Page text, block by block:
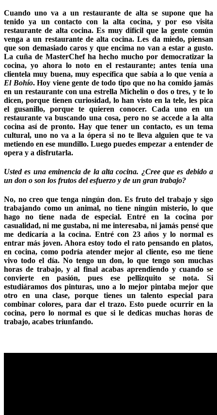
Cuando uno va a un restaurante de alta se supone que ha
tenido ya un contacto con la alta cocina, y por eso visita
restaurante de alta cocina. Es muy difícil que la gente común
venga a un restaurante de alta cocina. Les da miedo, piensan
que son demasiado caros y que encima no van a estar a gusto.
La cuña de MasterChef ha hecho mucho por democratizar la
cocina, yo ahora lo noto en el restaurante; antes tenía una
clientela muy buena, muy específica que sabía a lo que venía a
El Bohío. Hoy viene gente de todo tipo que no ha comido jamás
en un restaurante con una estrella Michelín o dos o tres, y te lo
dicen, porque tienen curiosidad, lo han visto en la tele, les pica
el gusanillo, porque te quieren conocer. Cada uno en un
restaurante va buscando una cosa, pero no se accede a la alta
cocina así de pronto. Hay que tener un contacto, es un tema
cultural, uno no va a la ópera si no te lleva alguien que te va
metiendo en ese mundillo. Luego puedes empezar a entender de
opera y a disfrutarla.
Usted es una eminencia de la alta cocina. ¿Cree que es debido a
un don o son los frutos del esfuerzo y de un gran trabajo?
No, no creo que tenga ningún don. Es fruto del trabajo y sigo
trabajando como un animal, no tiene ningún misterio, lo que
hago no tiene nada de especial. Entré en la cocina por
casualidad, ni me gustaba, ni me interesaba, ni jamás pensé que
me dedicaría a la cocina. Entré con 23 años y lo normal es
entrar más joven. Ahora estoy todo el rato pensando en platos,
en cocina, como podría atender mejor al cliente, eso me tiene
vivo todo el día. No tengo un don, lo que tengo son muchas
horas de trabajo, y al final acabas aprendiendo y cuando se
convierte en pasión, pues ese pellizquito se nota. Si
estudiáramos dos pinturas, uno a lo mejor pintaba mejor que
otro en una clase, porque tienes un talento especial para
combinar colores, para dar el trazo. Esto puede ocurrir en la
cocina, pero lo normal es que si le dedicas muchas horas de
trabajo, acabes triunfando.